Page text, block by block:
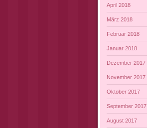
April 2018
März 2018
Februar 2018
Januar 2018
Dezember 2017
November 2017
Oktober 2017
September 2017
August 2017